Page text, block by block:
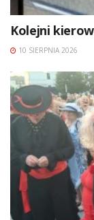
Kolejni
10 SIERPNIA 2026